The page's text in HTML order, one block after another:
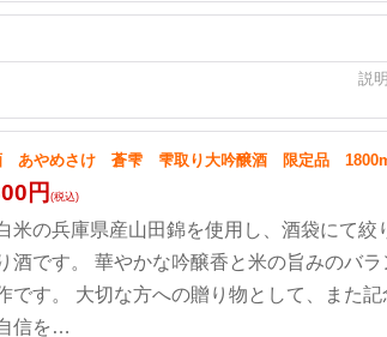
説
あやめさけ 蒼雫 雫取り大吟醸酒 限定品
円 (税込)
米の兵庫県産山田錦を使用し、酒袋にて絞
酒です。 華やかな吟醸香と米の旨みのバ
です。 大切な方への贈り物として、また
信を…